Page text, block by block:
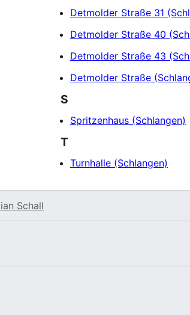
Detmolder Straße 31
Detmolder Straße 40
Detmolder Straße 43
Detmolder Straße
S
Spritzenhaus (Schlangen)
T
Turnhalle (Schlangen)
Schall